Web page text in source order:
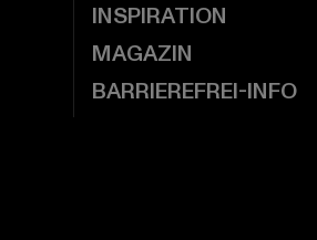
INSPIRATION
MAGAZIN
BARRIEREFREI-INFO